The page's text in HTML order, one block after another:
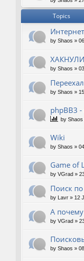
Topics
by Shaos »
by Shaos »
by Shaos »
phpBB3
by Shaos
Wiki
by Shaos »
Game of
by VGrad »
Поиск
by Lavr » 12
А почему
by VGrad »
by Shaos »